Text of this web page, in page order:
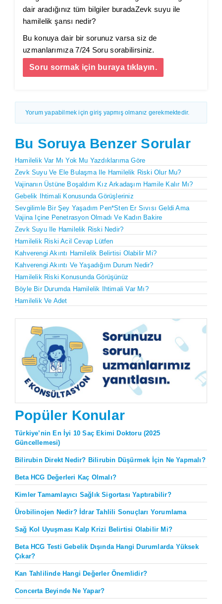
dair aradığınız tüm bilgiler buradaZevk suyu ile
hamilelik şansı nedir?
Bu konuya dair bir sorunuz varsa siz de
uzmanlarımıza 7/24 Soru sorabilirsiniz.
Soru sormak için buraya tıklayın.
Yorum yapabilmek için giriş yapmış olmanız gerekmektedir.
Bu Soruya Benzer Sorular
Hamilelik Var Mı Yok Mu Yazdıklarıma Göre
Zevk Suyu Ve Ele Bulaşma Ile Hamilelik Riski Olur Mu?
Vajinanın Üstüne Boşaldım Kız Arkadaşım Hamile Kalır Mı?
Gebelik Ihtimali Konusunda Görüşleriniz
Sevgilimle Bir Şey Yaşadım Pen*sten Er Sıvısı Geldi Ama
Vajina Içine Penetrasyon Olmadı Ve Kadın Bakire
Zevk Suyu Ile Hamilelik Riski Nedir?
Hamilelik Riski Acil Cevap Lütfen
Kahverengi Akıntı Hamilelik Belirtisi Olabilir Mi?
Kahverengi Akıntı Ve Yaşadığım Durum Nedir?
Hamilelik Riski Konusunda Görüşünüz
Böyle Bir Durumda Hamilelik Ihtimali Var Mı?
Hamilelik Ve Adet
Popüler Konular
Türkiye’nin En İyi 10 Saç Ekimi Doktoru (2025
Güncellemesi)
Bilirubin Direkt Nedir? Bilirubin Düşürmek İçin Ne Yapmalı?
Beta HCG Değerleri Kaç Olmalı?
Kimler Tamamlayıcı Sağlık Sigortası Yaptırabilir?
Ürobilinojen Nedir? İdrar Tahlili Sonuçları Yorumlama
Sağ Kol Uyuşması Kalp Krizi Belirtisi Olabilir Mi?
Beta HCG Testi Gebelik Dışında Hangi Durumlarda Yüksek
Çıkar?
Kan Tahlilinde Hangi Değerler Önemlidir?
Concerta Beyinde Ne Yapar?